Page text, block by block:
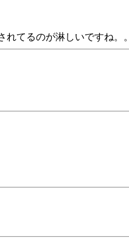
てるのが淋しいですね。。